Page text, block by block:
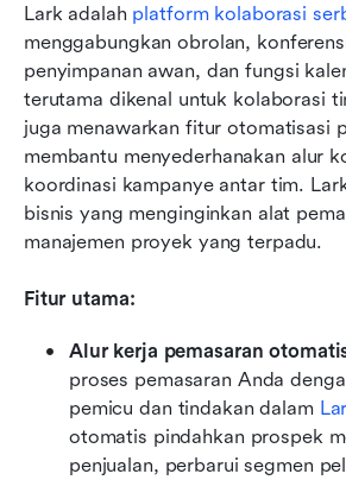
Lark adalah platform kolaborasi
menggabungkan obrolan,
penyimpanan awan, dan fungsi
terutama dikenal untuk kolaborasi
juga menawarkan fitur otomatisasi
membantu menyederhanakan alur
koordinasi kampanye antar tim.
bisnis yang menginginkan alat
manajemen proyek yang terpadu.
Fitur utama:
Alur kerja pemasaran
proses pemasaran Anda
pemicu dan tindakan dalam
otomatis pindahkan prospek
penjualan, perbarui segmen